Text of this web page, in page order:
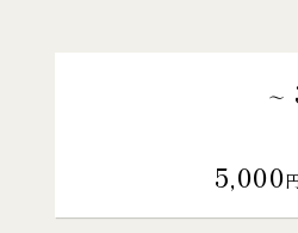
～
5,000